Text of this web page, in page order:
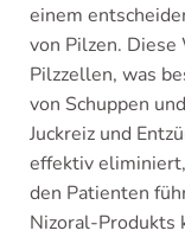
einem
von Pilzen.
Pilzzellen, was
von Schuppen
Juckreiz und
effektiv
den Patienten
Nizoral-Produkts